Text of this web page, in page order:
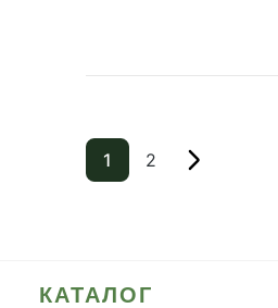
1 2
КАТАЛОГ